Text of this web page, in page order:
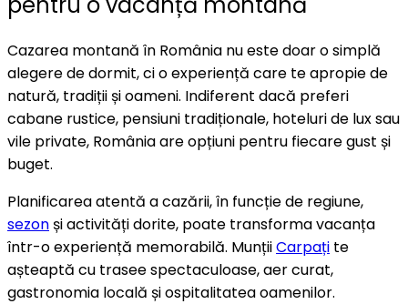
Cazarea montană în România nu este doar o simplă
alegere de dormit, ci o experiență care te apropie de
natură, tradiții și oameni. Indiferent dacă preferi
cabane rustice, pensiuni tradiționale, hoteluri de lux sau
vile private, România are opțiuni pentru fiecare gust și
buget.
Planificarea atentă a cazării, în funcție de regiune,
sezonși activități dorite, poate transforma vacanța
într-o experiență memorabilă. MunțiiCarpați te
așteaptă cu trasee spectaculoase, aer curat,
gastronomia locală și ospitalitatea oamenilor.